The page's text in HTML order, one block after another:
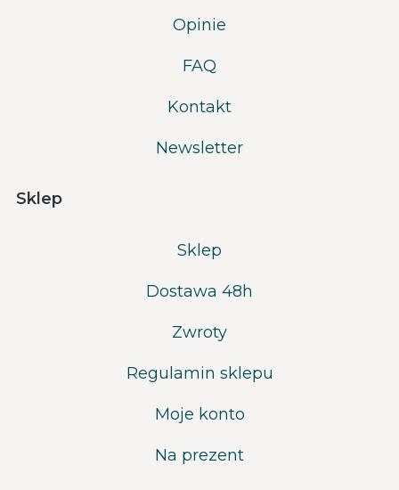
Opinie
FAQ
Kontakt
Newsletter
Sklep
Sklep
Dostawa 48h
Zwroty
Regulamin sklepu
Moje konto
Na prezent